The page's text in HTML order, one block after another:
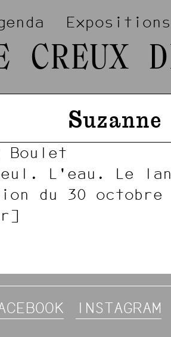
Expositions
CREUX
Suzanne
Boulet
L'eau. Le
du 30 octobre
INSTAGRAM